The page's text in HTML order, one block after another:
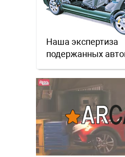
Наша экспертиза
подержанных